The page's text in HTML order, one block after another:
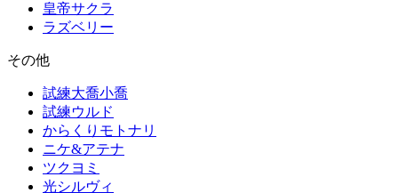
皇帝サクラ
ラズベリー
その他
試練大喬小喬
試練ウルド
からくりモトナリ
ニケ&アテナ
ツクヨミ
光シルヴィ